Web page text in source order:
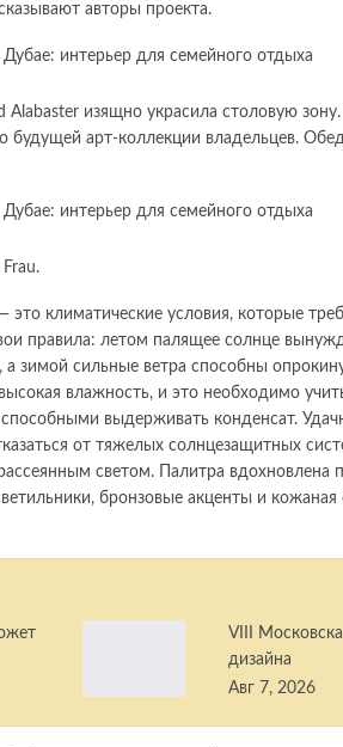
авторы проекта.
Alabaster изящно украсила столовую
будущей арт-коллекции владельцев.
это климатические условия, которые
правила: летом палящее солнце
зимой сильные ветра способны
влажность, и это необходимо
выдерживать конденсат.
от тяжелых солнцезащитных
светом. Палитра
бронзовые акценты и
VIII
дизайна
Авг 7, 2026